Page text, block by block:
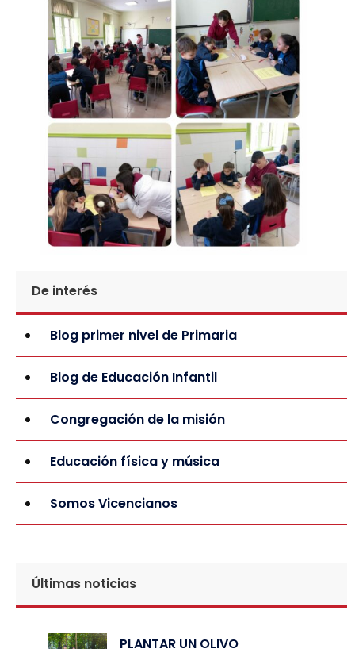
De interés
Blog primer nivel de Primaria
Blog de Educación Infantil
Congregación de la misión
Educación física y música
Somos Vicencianos
Últimas noticias
PLANTAR UN OLIVO